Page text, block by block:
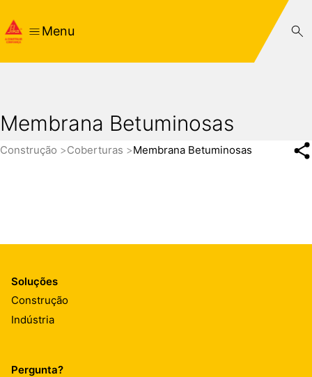
Menu
Membrana Betuminosas
Construção Coberturas Membrana Betuminosas
Soluções
Construção
Indústria
Pergunta?